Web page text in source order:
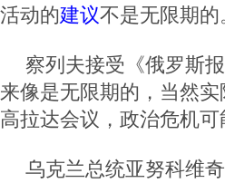
活动的建议不是无限期的
察列夫接受《俄罗斯
来像是无限期的，当然
高拉达会议，政治危机
乌克兰总统亚努科维